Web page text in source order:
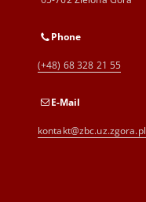
Phone
(+48) 68 328 21 55
E-Mail
kontakt@zbc.uz.zgora.pl